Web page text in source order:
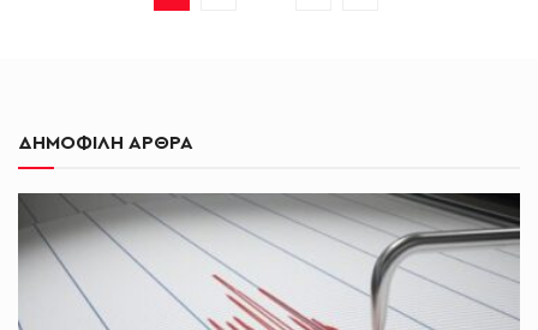
ΔΗΜΟΦΙΛΗ ΑΡΘΡΑ